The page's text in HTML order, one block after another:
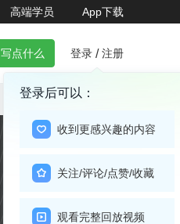
高端学员 App下载
写点什么 登录 / 注册
登录后可以：
收到更感兴趣的内容
关注/评论/点赞/收藏
观看完整回放视频